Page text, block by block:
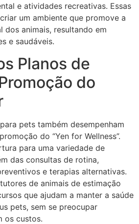
e atividades recreativas. Essas
um ambiente que promove a
dos animais, resultando em
e saudáveis.
Planos de
do
pets também desempenham
do “Yen for Wellness”.
para uma variedade de
das consultas de rotina,
e terapias alternativas.
de animais de estimação
que ajudam a manter a saúde
pets, sem se preocupar
os custos.